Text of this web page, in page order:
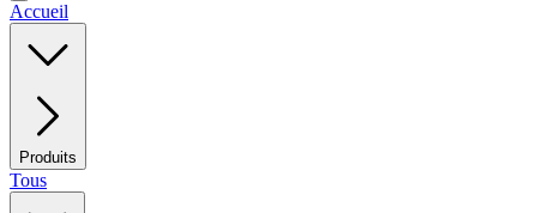
Accueil
Produits
Tous